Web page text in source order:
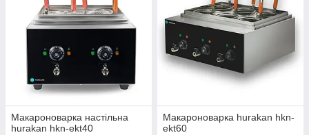
Макароноварка настільна
hurakan hkn-ekt40
Макароноварка hurakan hkn-
ekt60